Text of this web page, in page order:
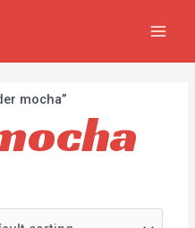
mocha”